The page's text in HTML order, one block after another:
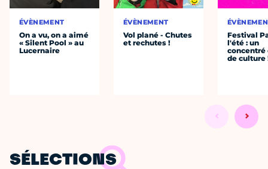
ÉVÈNEMENT
On a vu, on a aimé
« Silent Pool » au
Lucernaire
ÉVÈNEMENT
Vol plané - Chutes
et rechutes !
Festival
l'été : un
concentré
de culture
SÉLECTIONS